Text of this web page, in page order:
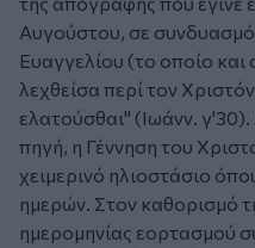
Αυγούστου, σε
Ευαγγελίου (το οποίο
λεχθείσα περί τον
ελατούσθαι" (Ιωάνν.
πηγή, η Γέννηση του
χειμερινό ηλιοστάσιο
ημερών. Στον καθορισμό
ημερομηνίας εορτασμού